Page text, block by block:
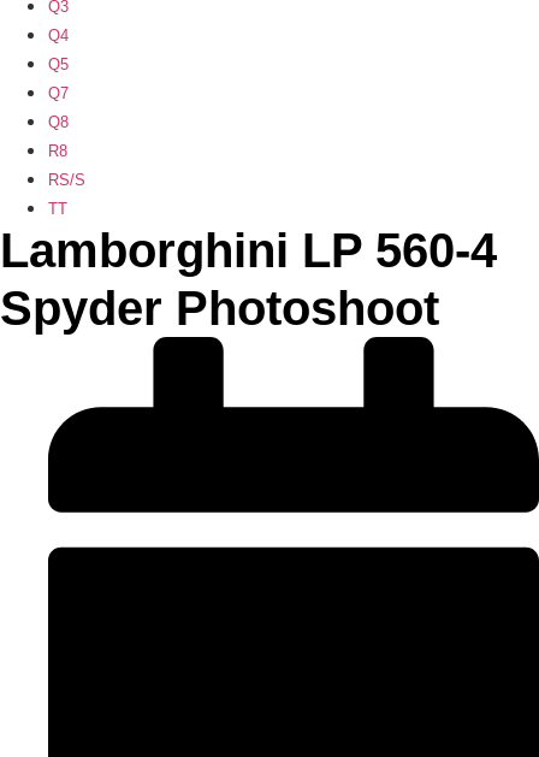
Q3
Q4
Q5
Q7
Q8
R8
RS/S
TT
Lamborghini LP 560-4
Spyder Photoshoot